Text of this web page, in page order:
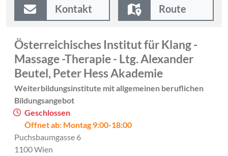
Kontakt Route
Österreichisches Institut für Klang -
Massage -Therapie - Ltg. Alexander
Beutel, Peter Hess Akademie
Weiterbildungsinstitute mit allgemeinen beruflichen
Bildungsangebot
Geschlossen
Öffnet ab: Montag 9:00-18:00
Puchsbaumgasse 6
1100 Wien